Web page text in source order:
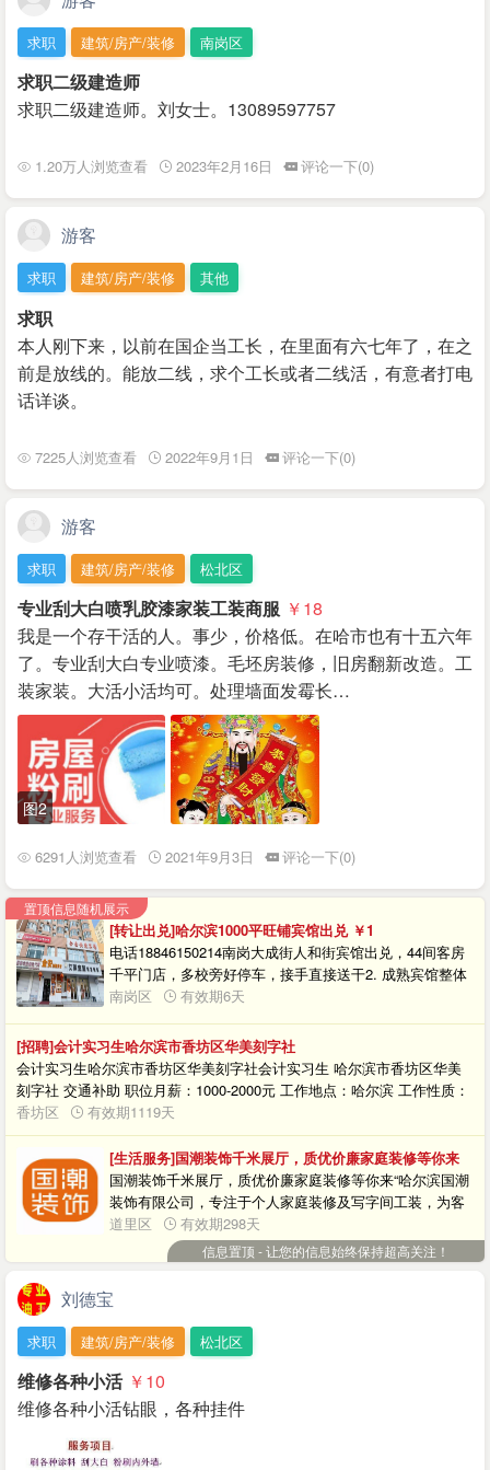
求职 建筑/房产/装修 南岗区
求职二级建造师
求职二级建造师。刘女士。13089597757
1.20万人浏览查看 2023年2月16日 评论一下(0)
游客
求职 建筑/房产/装修 其他
求职
本人刚下来，以前在国企当工长，在里面有六七年了，在之
前是放线的。能放二线，求个工长或者二线活，有意者打电
话详谈。
7225人浏览查看 2022年9月1日 评论一下(0)
游客
求职 建筑/房产/装修 松北区
专业刮大白喷乳胶漆家装工装商服 ￥18
我是一个存干活的人。事少，价格低。在哈市也有十五六年
了。专业刮大白专业喷漆。毛坯房装修，旧房翻新改造。工
装家装。大活小活均可。处理墙面发霉长…
图2
6291人浏览查看 2021年9月3日 评论一下(0)
置顶信息随机展示
[转让出兑]哈尔滨1000平旺铺宾馆出兑 ￥1
电话18846150214南岗大成街人和街宾馆出兑，44间客房
千平门店，多校旁好停车，接手直接送干2. 成熟宾馆整体
转让，南岗十字路口大门脸，客源稳定租金划算，有意私
车方便，因个人原因年纪小实在无心经营，有需要可随时
联系，详细可谈
南岗区 有效期6天
[招聘]会计实习生哈尔滨市香坊区华美刻字社
会计实习生哈尔滨市香坊区华美刻字社会计实习生 哈尔滨市香坊区华美
刻字社 交通补助 职位月薪：1000-2000元 工作地点：哈尔滨 工作性质：
实习 工作年限：经验不限 学历：不限 招聘人数：6人 职位类别：实习生
职位描述 学习录凭证、报税，要求应届毕业生或在校学生，有工资，双
休。 工作地址 香坊区二新头道街10号3单元1层3号 15004668741 邮
箱1029362837@qq.com
香坊区 有效期1119天
[生活服务]国潮装饰千米展厅，质优价廉家庭装修等你来
国潮装饰千米展厅，质优价廉家庭装修等你来“哈尔滨国潮
装饰有限公司，专注于个人家庭装修及写字间工装，为客
户提供专业的轻工辅料、大包系统配套装修解决方案。在
目前质量参差不齐当下，为每个家庭制造一面“透明的装
修”，让客户体验良好的装修，舒适的家居环境。 提供质优
价廉的装修服务，说在哈尔滨信息网上看到拨打电话享受
优惠政策！
道里区 有效期298天
信息置顶 - 让您的信息始终保持超高关注！
刘德宝
求职 建筑/房产/装修 松北区
维修各种小活 ￥10
维修各种小活钻眼，各种挂件